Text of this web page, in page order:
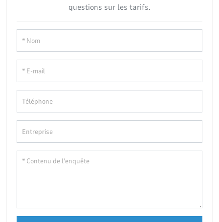
questions sur les tarifs.